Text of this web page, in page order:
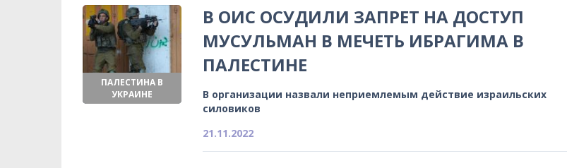
ПАЛЕСТИНА В
УКРАИНЕ
В ОИС ОСУДИЛИ ЗАПРЕТ НА ДОСТУП
МУСУЛЬМАН В МЕЧЕТЬ ИБРАГИМА В
ПАЛЕСТИНЕ
В организации назвали неприемлемым действие израильских
силовиков
21.11.2022